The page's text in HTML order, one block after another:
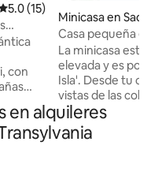
promedio: 5.0 de
5.0 (15)
con
única,
Minicasa en Sadu
Casa pequeña en
La minicasa está
elevada y es por
Isla'. Desde tu
vistas de las
¡Dentro de la
mucho que
totalmente
en alquileres